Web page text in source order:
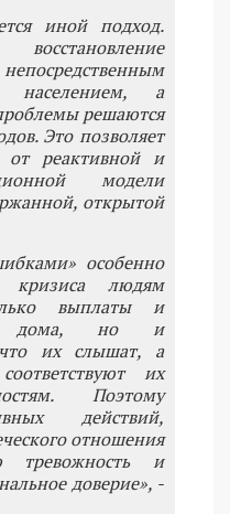
иной подход.
населением, а
решаются
Это позволяет
от реактивной и
модели
открытой
особенно
кризиса людям
выплаты и
дома, но и
их слышат, а
их
Поэтому
действий,
отношения
тревожность и
доверие», -